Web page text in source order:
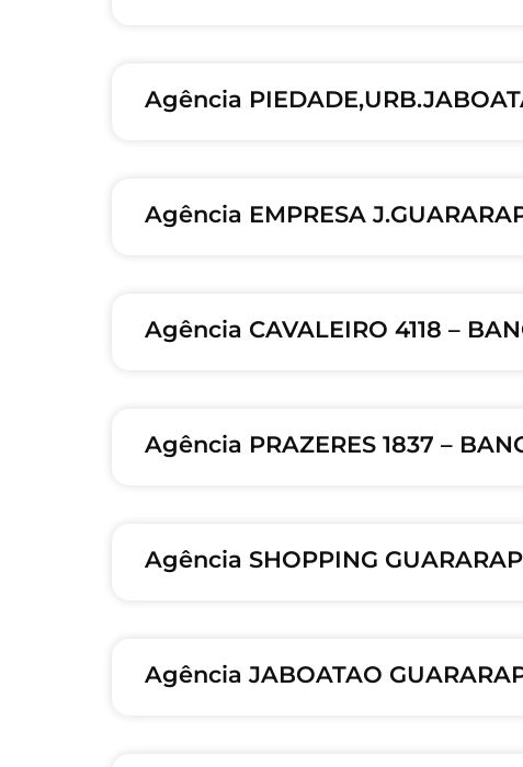
Agência
Agência EMPRESA
Agência CAVALEIRO 4118 –
Agência PRAZERES 1837 –
Agência SHOPPING
Agência JABOATAO